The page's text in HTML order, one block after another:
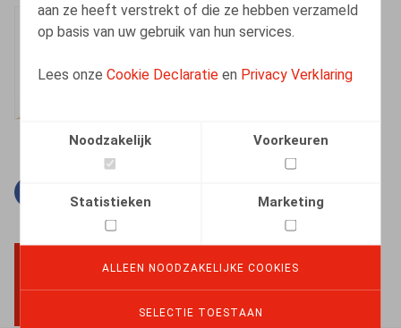
aan ze heeft verstrekt of die ze hebben verzameld
op basis van uw gebruik van hun services.
Lees onzeCookie Declaratie en Privacy Verklaring
Noodzakelijk Voorkeuren
Statistieken Marketing
ALLEEN NOODZAKELIJKE COOKIES
SELECTIE TOESTAAN
Caroline Huart
BACK TO TOP